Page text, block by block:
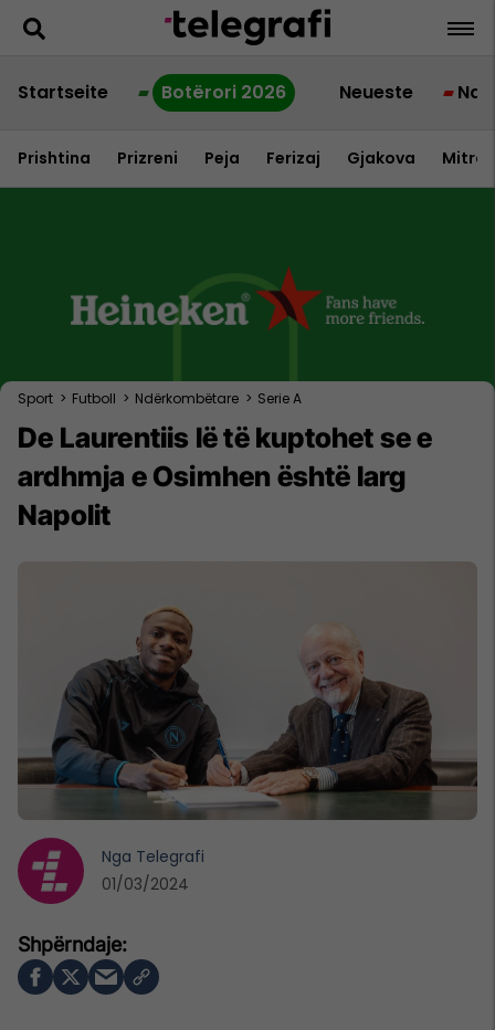
Startseite Botërori 2026 Neueste
Prishtina Prizreni Peja Ferizaj Gjakova
Sport > Futboll > Ndërkombëtare > Serie A
De Laurentiis lë të kuptohet se e
ardhmja e Osimhen është larg
Napolit
Nga Telegrafi
01/03/2024